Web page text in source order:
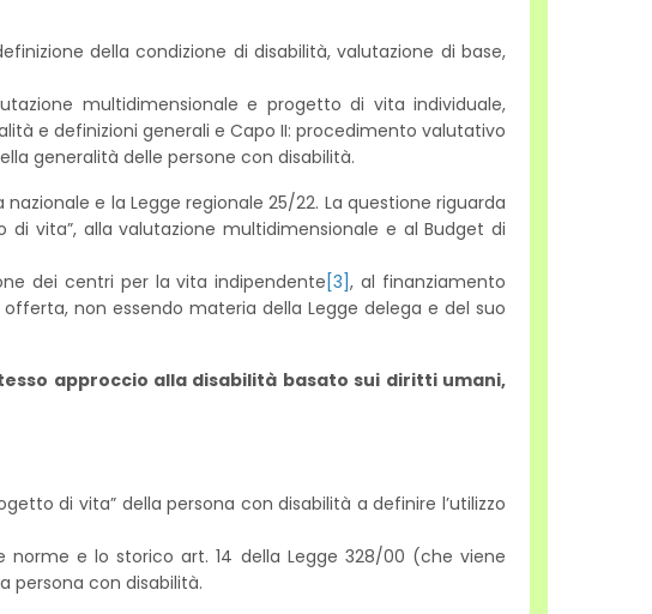
della condizione di disabilità, valutazione di base,
multidimensionale e progetto di vita individuale,
e definizioni generali e Capo II: procedimento valutativo
generalità delle persone con disabilità.
e la Legge regionale 25/22. La questione riguarda
vita”, alla valutazione multidimensionale e al Budget di
dei centri per la vita indipendente [3], al finanziamento
non essendo materia della Legge delega e del suo
approccio alla disabilità basato sui diritti umani,
di vita” della persona con disabilità a definire l’utilizzo
e lo storico art. 14 della Legge 328/00 (che viene
persona con disabilità.